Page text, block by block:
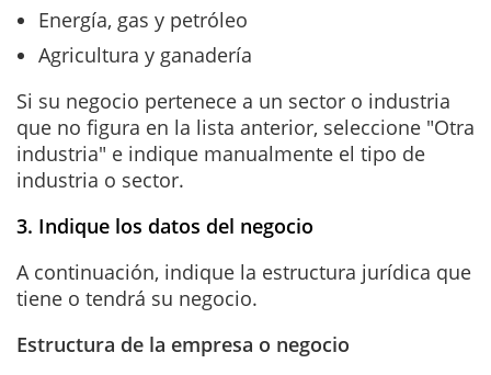
Energía, gas y petróleo
Agricultura y ganadería
Si su negocio pertenece a un sector o industria
que no figura en la lista anterior, seleccione "Otra
industria" e indique manualmente el tipo de
industria o sector.
3. Indique los datos del negocio
A continuación, indique la estructura jurídica que
tiene o tendrá su negocio.
Estructura de la empresa o negocio